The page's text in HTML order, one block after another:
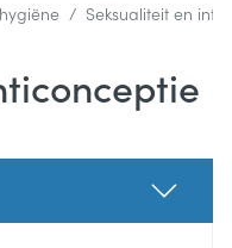
/ Seksualiteit en